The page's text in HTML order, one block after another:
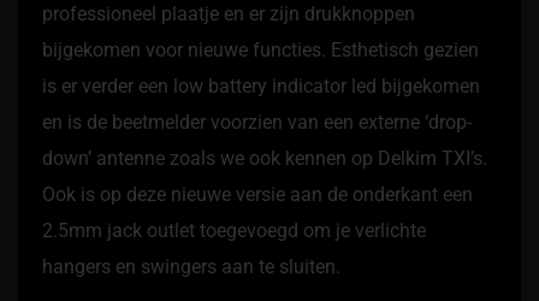
professioneel plaatje en er zijn drukknoppen
bijgekomen voor nieuwe functies. Esthetisch gezien
is er verder een low battery indicator led bijgekomen
en is de beetmelder voorzien van een externe ‘drop-
down’ antenne zoals we ook kennen op Delkim TXI’s.
Ook is op deze nieuwe versie aan de onderkant een
2.5mm jack outlet toegevoegd om je verlichte
hangers en swingers aan te sluiten.